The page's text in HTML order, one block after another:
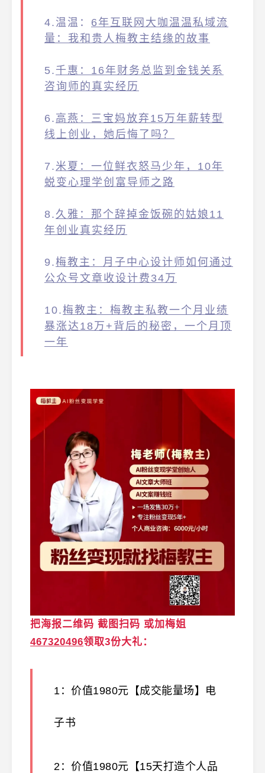
4.温温： 6年互联网大咖温温私域流
量：我和贵人梅教主结缘的故事
5. 千惠：16年财务总监到金钱关系
咨询师的真实经历
6. 高燕：三宝妈放弃15万年薪转型
线上创业，她后悔了吗？
7. 米夏：一位鲜衣怒马少年，10年
蜕变心理学创富导师之路
8. 久雅：那个辞掉金饭碗的姑娘11
年创业真实经历
9. 梅教主：月子中心设计师如何通过
公众号文章收设计费34万
10. 梅教主：梅教主私教一个月业绩
暴涨达18万+背后的秘密，一个月顶
一年
把海报二维码 截图扫码 或加梅姐
467320496领取3份大礼：
1：价值1980元【成交能量场】电
子书
2：价值1980元【15天打造个人品